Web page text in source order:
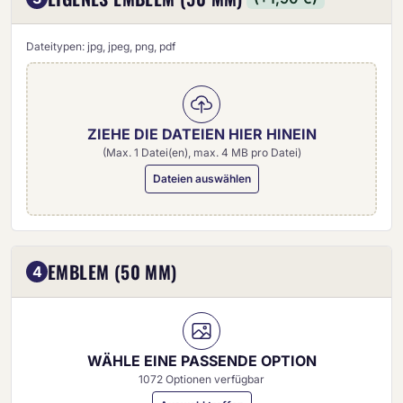
Dateitypen: jpg, jpeg, png, pdf
ZIEHE DIE DATEIEN HIER HINEIN
(Max. 1 Datei(en), max. 4 MB pro Datei)
Dateien auswählen
4 EMBLEM (50 MM)
WÄHLE EINE PASSENDE OPTION
1072 Optionen verfügbar